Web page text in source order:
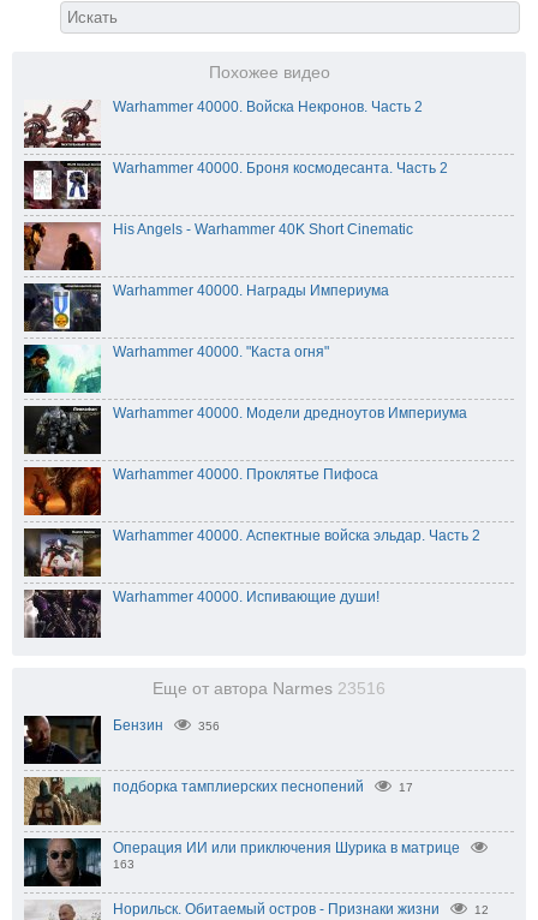
Похожее видео
Warhammer 40000. Войска Некронов. Часть 2
Warhammer 40000. Броня космодесанта. Часть 2
His Angels - Warhammer 40K Short Cinematic
Warhammer 40000. Награды Империума
Warhammer 40000. "Каста огня"
Warhammer 40000. Модели дредноутов Империума
Warhammer 40000. Проклятье Пифоса
Warhammer 40000. Аспектные войска эльдар. Часть 2
Warhammer 40000. Испивающие души!
Еще от автора Narmes 23516
Бензин 356
подборка тамплиерских песнопений 17
Операция ИИ или приключения Шурика в матрице
163
Норильск. Обитаемый остров - Признаки жизни 12